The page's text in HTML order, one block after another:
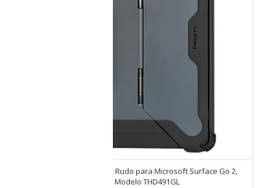
Funda Case Targus de uso Rudo para Microsoft Surface Go 2,
Surface Go y Surface Go 3 Modelo THD491GL